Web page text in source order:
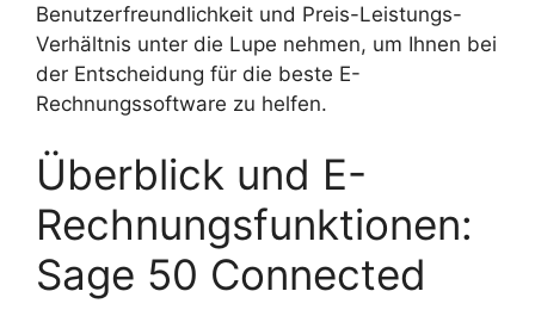
Benutzerfreundlichkeit und Preis-Leistungs-
Verhältnis unter die Lupe nehmen, um Ihnen bei
der Entscheidung für die beste E-
Rechnungssoftware zu helfen.
Überblick und E-
Rechnungsfunktionen:
Sage 50 Connected